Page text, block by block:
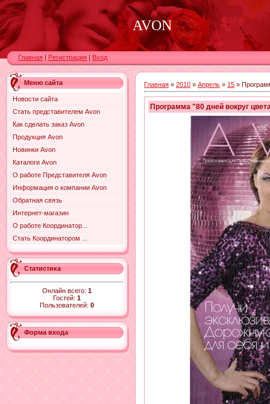
AVON
Главная | Регистрация | Вход
Меню сайта
Новости сайта
Стать представителем Avon
Как сделать заказ Avon
Продукция Avon
Новинки Avon
Каталоги Avon
О работе Представителя Avon
Информация о компании Avon
Обратная связь
Интернет-магазин
О работе Координатор...
Стать Координатором ...
Статистика
Онлайн всего: 1
Гостей: 1
Пользователей: 0
Форма входа
Главная » 2010 » Апрель » 15 »
Программа "80 дней вокруг